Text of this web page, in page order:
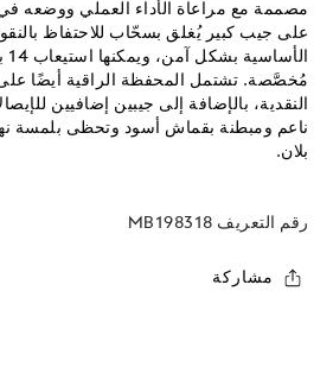
مصممة مع مراعاة الأداء العملي ووضعه
على جيب كبير يُغلق بسحّاب للاحتفاظ
مُخصَّصة. تشتمل المحفظة الراقية أيضًا
النقدية، بالإضافة إلى جيبين إضافيين
ناعم ومبطنة بقماش أسود وتحظى بلمسة
بلان.
رقم التعريف MB198318
مشاركة